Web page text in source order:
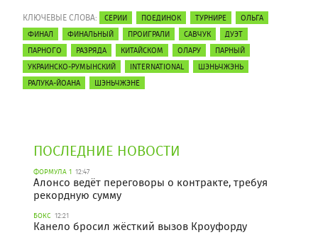
КЛЮЧЕВЫЕ СЛОВА: СЕРИИ ПОЕДИНОК ТУРНИРЕ
ОЛЬГА
ФИНАЛ
ФИНАЛЬНЫЙ ПРОИГРАЛИ САВЧУК
ДУЭТ
ПАРНОГО
РАЗРЯДА КИТАЙСКОМ ОЛАРУ
ПАРНЫЙ
УКРАИНСКО-РУМЫНСКИЙ
INTERNATIONAL
ШЭНЬЧЖЭНЬ
РАЛУКА-ЙОАНА
ШЭНЬЧЖЭНЕ
ПОСЛЕДНИЕ НОВОСТИ
ФОРМУЛА 1 12:47
Алонсо ведёт переговоры о контракте, требуя
рекордную сумму
БОКС 12:21
Канело бросил жёсткий вызов Кроуфорду